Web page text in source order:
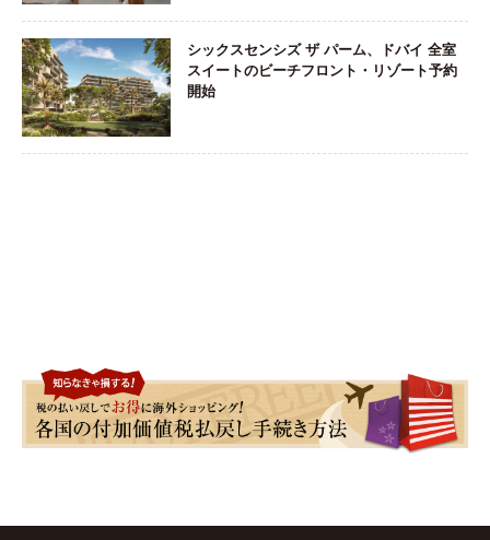
シックスセンシズ ザ パーム、ドバイ 全室
スイートのビーチフロント・リゾート予約
開始